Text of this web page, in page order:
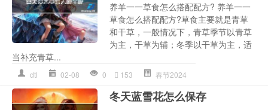
养羊一一草食怎么搭配配方? 养羊一一
草食怎么搭配配方?草食主要就是青草
和干草，一般情况下，青草季节以青草
为主，干草为辅；冬季以干草为主，适
当补充青草...
dtl 02-08 0 153 春节2024
冬天蓝雪花怎么保存